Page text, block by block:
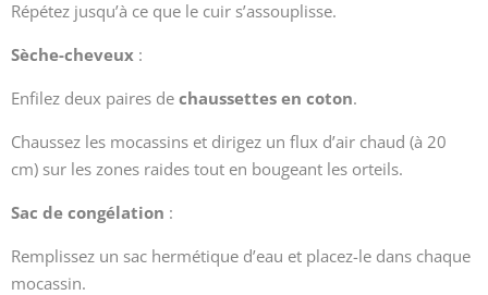
Répétez jusqu’à ce que le cuir s’assouplisse.
Sèche-cheveux :
Enfilez deux paires de chaussettes en coton.
Chaussez les mocassins et dirigez un flux d’air chaud (à 20
cm) sur les zones raides tout en bougeant les orteils.
Sac de congélation :
Remplissez un sac hermétique d’eau et placez-le dans chaque
mocassin.